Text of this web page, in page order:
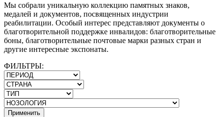
Мы собрали уникальную коллекцию памятных знаков,
медалей и документов, посвященных индустрии
реабилитации. Особый интерес представляют документы о
благотворительной поддержке инвалидов: благотворительные
боны, благотворительные почтовые марки разных стран и
другие интересные экспонаты.
ФИЛЬТРЫ:
Применить